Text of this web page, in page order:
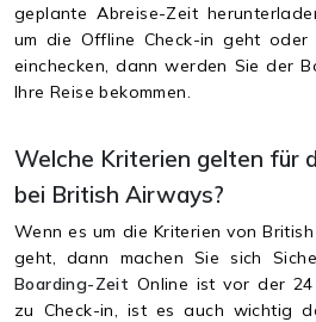
geplante Abreise-Zeit
um die Offline Check-in geht oder
einchecken, dann werden Sie der
Ihre Reise bekommen.
Welche Kriterien gelten für
bei British Airways?
Wenn es um die Kriterien von
geht, dann machen Sie sich
Boarding-Zeit Online ist vor der
zu Check-in, ist es auch wichtig